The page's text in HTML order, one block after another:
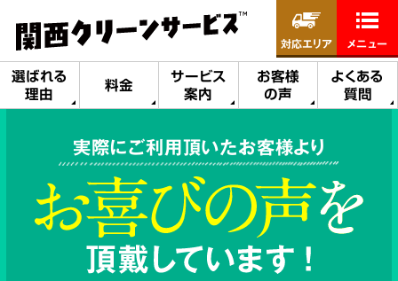
選ばれる
理由
料金
サービス
案内
お客様
の声
よくある
質問
対応エリア メニュー
実際にご利用頂いたお客様より